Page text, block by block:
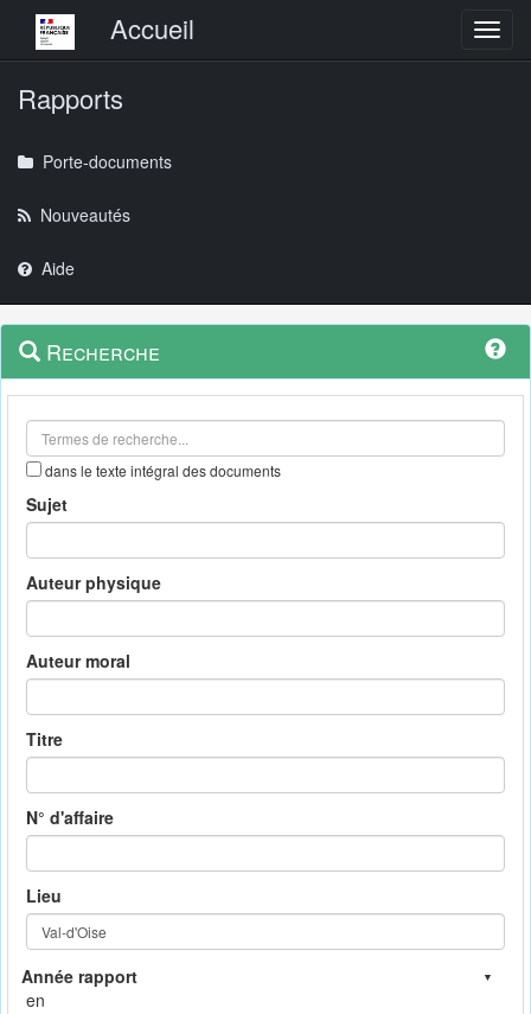
Menu principalAccueil
Rapports
Porte-documents
Nouveautés
Aide
Navigation
outils
Menu
contextuel
Recherche
dans le texte intégral des documents
Sujet
Auteur physique
Auteur moral
Titre
N° d'affaire
Lieu
en